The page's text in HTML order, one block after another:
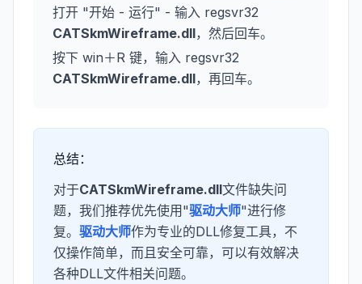
打开 "开始 - 运行" - 输入 regsvr32
CATSkmWireframe.dll，然后回车。
按下 win＋R 键，输入 regsvr32
CATSkmWireframe.dll，再回车。
总结：
对于CATSkmWireframe.dll文件缺失问
题，我们推荐优先使用"驱动大师"进行修
复。 驱动大师作为专业的DLL修复工具，不
仅操作简单，而且安全可靠，可以有效解决
各种DLL文件相关问题。